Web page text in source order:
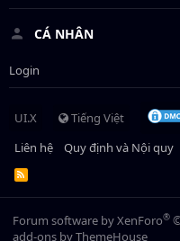
CÁ NHÂN
Login
UI.X
Tiếng Việt
Liên hệ
Quy định và Nội quy
R
S
S
Forum software by XenForo®
add-ons by ThemeHouse